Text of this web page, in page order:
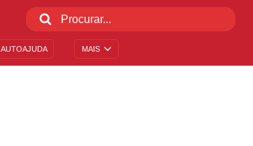
MAIS
AUTOAJUDA